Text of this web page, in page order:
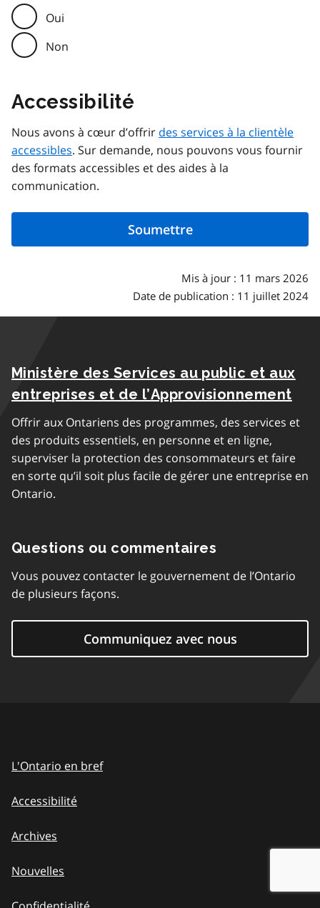
Oui
Non
Accessibilité
Nous avons à cœur d’offrir des services à la clientèle
accessibles. Sur demande, nous pouvons vous fournir
des formats accessibles et des aides à la
communication.
Mis à jour : 11 mars 2026
Date de publication : 11 juillet 2024
Ministère des Services au public et aux
entreprises et de l’Approvisionnement
Offrir aux Ontariens des programmes, des services et
des produits essentiels, en personne et en ligne,
superviser la protection des consommateurs et faire
en sorte qu’il soit plus facile de gérer une entreprise en
Ontario.
Questions ou commentaires
Vous pouvez contacter le gouvernement de l’Ontario
de plusieurs façons.
Communiquez avec nous
L'Ontario en bref
Accessibilité
Archives
Nouvelles